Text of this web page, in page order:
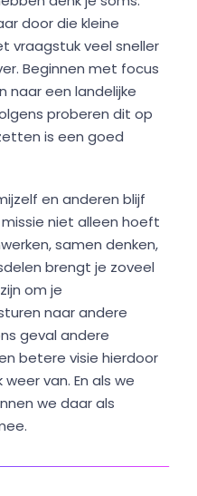
door die kleine
veel sneller
Beginnen met focus
naar een landelijke
proberen dit op
is een goed
en anderen blijf
niet alleen hoeft
samen denken,
brengt je zoveel
om je
naar andere
geval andere
betere visie hierdoor
van. En als we
we daar als